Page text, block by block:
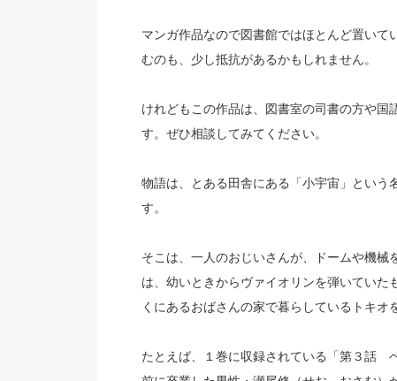
マンガ作品なので図書館ではほとんど置い
むのも、少し抵抗があるかもしれません。
けれどもこの作品は、図書室の司書の方や国
す。ぜひ相談してみてください。
物語は、とある田舎にある「小宇宙」という
す。
そこは、一人のおじいさんが、ドームや機
は、幼いときからヴァイオリンを弾いてい
くにあるおばさんの家で暮らしているトキオ
たとえば、１巻に収録されている「第３話